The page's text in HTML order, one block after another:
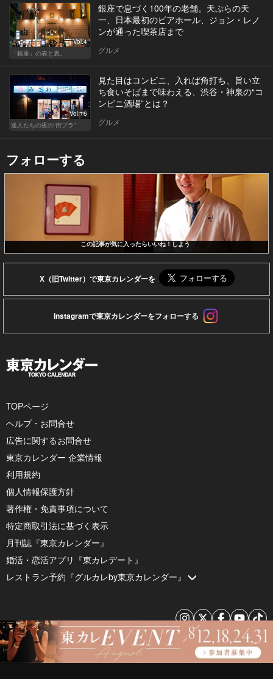
Vol.4
「銀座」の表と裏。
銀座で息づく100年の老舗。天ぷらの天
一、日本最初のビアホール、ジョン・レノ
ンが通った喫茶店まで
グルメ
Vol.16
達人たちの夜の“街ブラ”
見た目はコンビニ、入れば角打ち、旨い立
ち食いそばまで味わえる、渋谷・神泉の“コ
ンビニ酒場”とは？
グルメ
フォローする
この記事が気に入ったらいいね！しよう
X（旧Twitter）で東京カレンダーを
Instagramで東京カレンダーをフォローする
TOPページ
ヘルプ・お問合せ
広告に関するお問合せ
東京カレンダー 企業情報
利用規約
個人情報保護方針
著作権・免責事項について
特定商取引法に基づく表示
月刊誌『東京カレンダー』
婚活・恋活アプリ『東カレデート』
レストラン予約『グルカレby東京カレンダー』
© 2026 by Tokyo Calendar, Inc.